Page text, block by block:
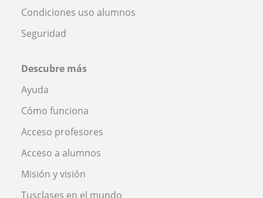
Condiciones uso alumnos
Seguridad
Descubre más
Ayuda
Cómo funciona
Acceso profesores
Acceso a alumnos
Misión y visión
Tusclases en el mundo